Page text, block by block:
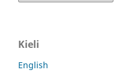
Kieli
English